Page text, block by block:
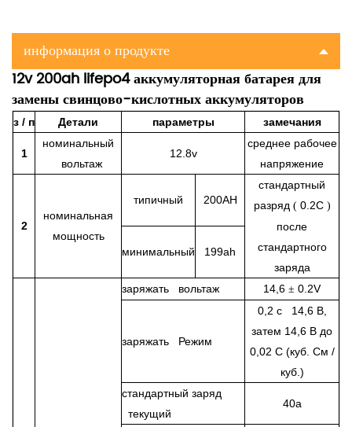
информация о продукте
12v 200ah lifepo4 аккумуляторная батарея для
замены свинцово-кислотных аккумуляторов
з / п Детали параметры замечания
1
номинальный
вольтаж
12.8v
среднее рабочее
напряжение
2
номинальная
мощность
типичный 200AH
стандартный
разряд(0.2C)
после
стандартного
заряда
минимальный 199ah
заряжать вольтаж 14,6 ± 0.2V
заряжать Режим
0,2 с 14,6 В,
затем 14,6 В до
0,02 С (куб. См /
куб.)
стандартный заряд
текущий
40а